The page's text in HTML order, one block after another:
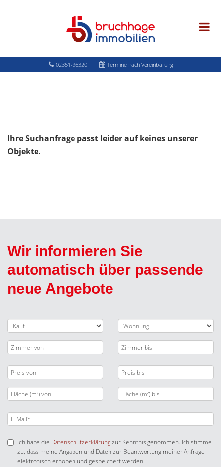
02351-36320 Termine nach Vereinbarung
Ihre Suchanfrage passt leider auf keines unserer
Objekte.
Wir informieren Sie
automatisch über passende
neue Angebote
Ich habe die Datenschutzerklärungzur Kenntnis genommen. Ich stimme
zu, dass meine Angaben und Daten zur Beantwortung meiner Anfrage
elektronisch erhoben und gespeichert werden.